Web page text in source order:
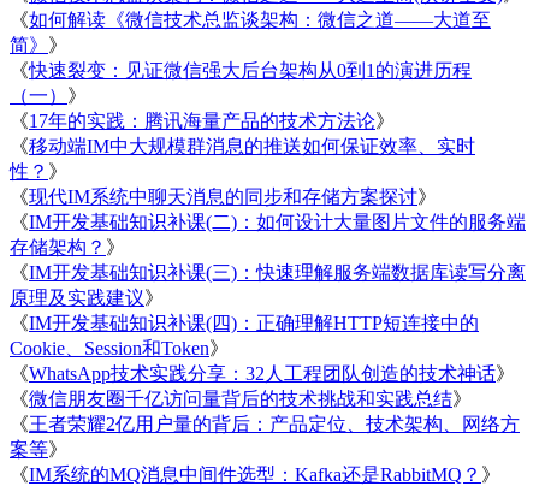
《如何解读《微信技术总监谈架构：微信之道——大道至
简》 》
《快速裂变：见证微信强大后台架构从0到1的演进历程
（一） 》
《17年的实践：腾讯海量产品的技术方法论》
《移动端IM中大规模群消息的推送如何保证效率、实时
性？ 》
《现代IM系统中聊天消息的同步和存储方案探讨》
《IM开发基础知识补课(二)：如何设计大量图片文件的服务端
存储架构？ 》
《IM开发基础知识补课(三)：快速理解服务端数据库读写分离
原理及实践建议》
《IM开发基础知识补课(四)：正确理解HTTP短连接中的
Cookie、Session和Token》
《WhatsApp技术实践分享：32人工程团队创造的技术神话》
《微信朋友圈千亿访问量背后的技术挑战和实践总结》
《王者荣耀2亿用户量的背后：产品定位、技术架构、网络方
案等》
《IM系统的MQ消息中间件选型：Kafka还是RabbitMQ？ 》